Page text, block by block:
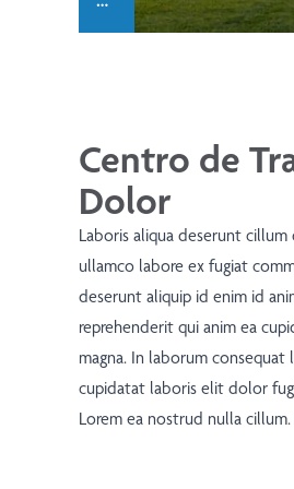
Centro de
Dolor
Laboris aliqua deserunt
ullamco labore ex fugiat
deserunt aliquip id enim id
reprehenderit qui anim ea
magna. In laborum
cupidatat laboris elit dolor
Lorem ea nostrud nulla